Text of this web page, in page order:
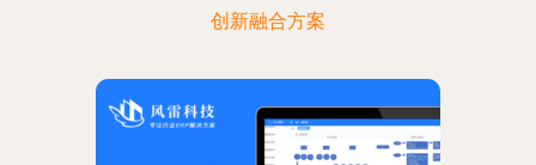
创新融合方案